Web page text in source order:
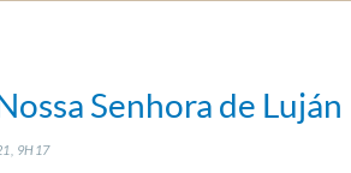
Senhora de Luján
9H17